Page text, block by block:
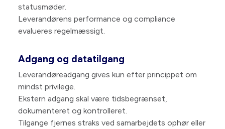
statusmøder.
Leverandørens performance og compliance
evalueres regelmæssigt.
Adgang og datatilgang
Leverandøreadgang gives kun efter princippet om
mindst privilege.
Ekstern adgang skal være tidsbegrænset,
dokumenteret og kontrolleret.
Tilgange fjernes straks ved samarbejdets ophør eller